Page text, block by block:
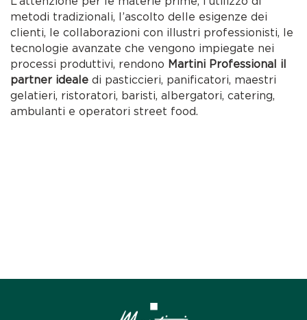
metodi tradizionali, l’ascolto delle esigenze dei
clienti, le collaborazioni con illustri professionisti, le
tecnologie avanzate che vengono impiegate nei
processi produttivi, rendono Martini Professional il
partner ideale di pasticcieri, panificatori, maestri
gelatieri, ristoratori, baristi, albergatori, catering,
ambulanti e operatori street food.